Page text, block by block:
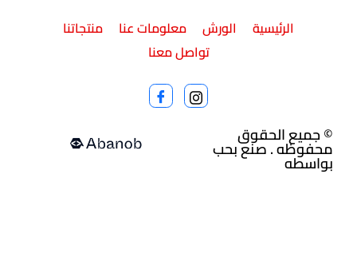
© جميع الحقوق
محفوظه . صنع بحب
بواسطه
الرئيسية الورش معلومات عنا
منتجاتنا
تواصل معنا